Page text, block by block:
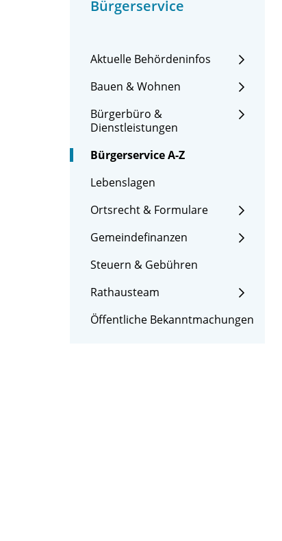
Bürgerservice
Aktuelle Behördeninfos
Bauen & Wohnen
Bürgerbüro &
Dienstleistungen
Bürgerservice A-Z
Lebenslagen
Ortsrecht & Formulare
Gemeindefinanzen
Steuern & Gebühren
Rathausteam
Öffentliche Bekanntmachungen